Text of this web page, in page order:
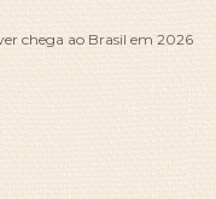
chega ao Brasil em 2026